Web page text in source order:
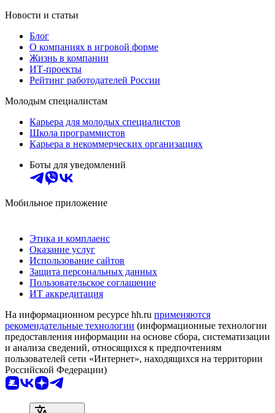
Новости и статьи
Блог
О компаниях в игровой форме
Жизнь в компании
ИТ-проекты
Рейтинг работодателей России
Молодым специалистам
Карьера для молодых специалистов
Школа программистов
Карьера в некоммерческих организациях
Боты для уведомлений
Мобильное приложение
Этика и комплаенс
Оказание услуг
Использование сайтов
Защита персональных данных
Пользовательское соглашение
ИТ аккредитация
На информационном ресурсе hh.ru применяются
рекомендательные технологии (информационные технологии
предоставления информации на основе сбора, систематизации
и анализа сведений, относящихся к предпочтениям
пользователей сети «Интернет», находящихся на территории
Российской Федерации)